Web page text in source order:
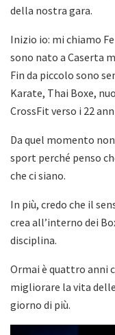
della nostra gara.
Inizio io: mi chiamo
sono nato a Caserta
Fin da piccolo sono
Karate, Thai Boxe,
CrossFit verso i 22
Da quel momento
sport perché penso
che ci siano.
In più, credo che il
crea all’interno dei
disciplina.
Ormai è quattro anni
migliorare la vita
giorno di più.